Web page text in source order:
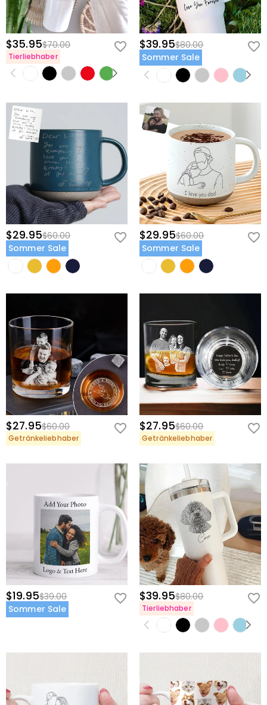
Kaufpreises zurückgeben. Wenn Sie mehr wissen
möchten, sehen Sie sich bitte unser60-Tage-
Rückgaberechtan.
$35.95$70.00
Tierliebhaber
$39.95$80.00
Sommer Sale
$29.95$60.00
Sommer Sale
$29.95$60.00
Sommer Sale
$27.95$60.00
Getränkeliebhaber
$27.95$60.00
Getränkeliebhaber
$19.95$39.00
Sommer Sale
$39.95$80.00
Tierliebhaber